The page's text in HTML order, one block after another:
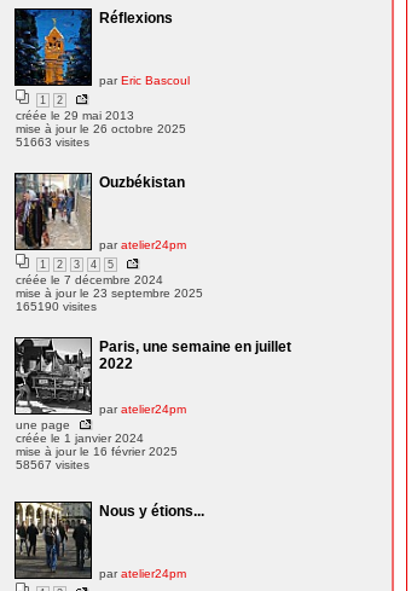
Réflexions
parEric Bascoul
1 2
créée le 29 mai 2013
mise à jour le 26 octobre 2025
51663 visites
Ouzbékistan
paratelier24pm
1 2 3 4 5
créée le 7 décembre 2024
mise à jour le 23 septembre 2025
165190 visites
Paris, une semaine en juillet
2022
paratelier24pm
une page
créée le 1 janvier 2024
mise à jour le 16 février 2025
58567 visites
Nous y étions...
paratelier24pm